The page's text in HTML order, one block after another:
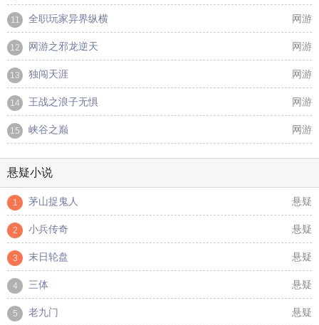
11 全职玩家异界纵横 网游
12 网游之邪龙逆天 网游
13 独闯天涯 网游
14 王战之浪子无惧 网游
15 峡谷之巅 网游
悬疑小说
1 茅山捉鬼人 悬疑
2 小兵传奇 悬疑
3 末日轮盘 悬疑
4 三体 悬疑
5 老九门 悬疑